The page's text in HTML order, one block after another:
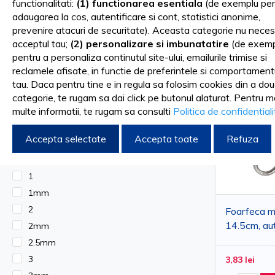
afectiuni si traume.
Toate aceste articole sunt special create pentru a oferi o
chirurgicale. De asemenea, instrumentarul medical trebuie
ar putea duce la complicatii grave pentru pacienti, inclusiv
Instrumente medicale ce permit chiar
Progresele in domeniul instrumentarului medical au
dar care asigura si interventii minim invazive. Astfel, nu
Este cunoscut faptul ca multe dintre instrumente permit
tratament. De exemplu, pe baza tipului de leziune pe care
Vetro.ro este locul in care gasesti articole de inalta
Sortare dupa
Foarfeca
14.5cm,
3,83 lei
FILTRARE DUPA
Forma
Drept
Curb
Marime
Curb
1
1mm
2
2mm
2.5mm
3
functionalitati: (1) functionarea esentiala (de exemplu
adaugarea la cos, autentificare si cont, statistici anonime,
prevenire atacuri de securitate). Aceasta categorie nu
acceptul tau; (2) personalizare si imbunatatire (de
pentru a personaliza continutul site-ului, emailurile trimise si
reclamele afisate, in functie de preferintele si
tau. Daca pentru tine e in regula sa folosim cookies din a
categorie, te rugam sa dai click pe butonul alaturat. Pentru
multe informatii, te rugam sa consulti Politica de
Accepta selectate Accepta toate Refuza